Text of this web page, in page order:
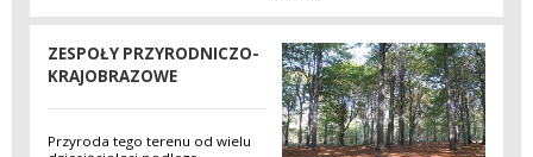
ZESPOŁY PRZYRODNICZO-
KRAJOBRAZOWE
Przyroda tego terenu od wielu